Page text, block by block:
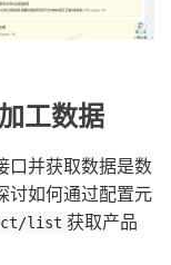
工数据
口并获取数据是数
讨如何通过配置元
list 获取产品